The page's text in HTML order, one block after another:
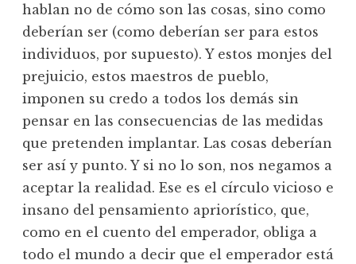
hablan no de cómo son las cosas, sino como
deberían ser (como deberían ser para estos
individuos, por supuesto). Y estos monjes del
prejuicio, estos maestros de pueblo,
imponen su credo a todos los demás sin
pensar en las consecuencias de las medidas
que pretenden implantar. Las cosas deberían
ser así y punto. Y si no lo son, nos negamos a
aceptar la realidad. Ese es el círculo vicioso e
insano del pensamiento apriorístico, que,
como en el cuento del emperador, obliga a
todo el mundo a decir que el emperador está